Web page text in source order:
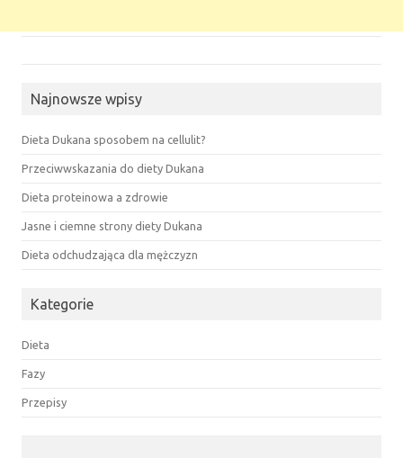
Najnowsze wpisy
Dieta Dukana sposobem na cellulit?
Przeciwwskazania do diety Dukana
Dieta proteinowa a zdrowie
Jasne i ciemne strony diety Dukana
Dieta odchudzająca dla mężczyzn
Kategorie
Dieta
Fazy
Przepisy